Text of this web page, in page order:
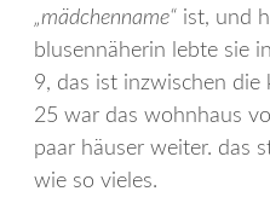
„mädchenname“ ist, und
blusennäherin lebte sie
9, das ist inzwischen
25 war das wohnhaus
paar häuser weiter. das
wie so vieles.